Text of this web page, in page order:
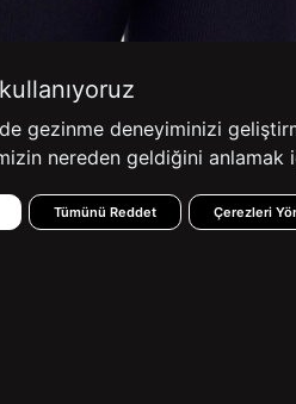
gezinme deneyiminizi
nereden geldiğini
Tümünü Reddet Çerezleri